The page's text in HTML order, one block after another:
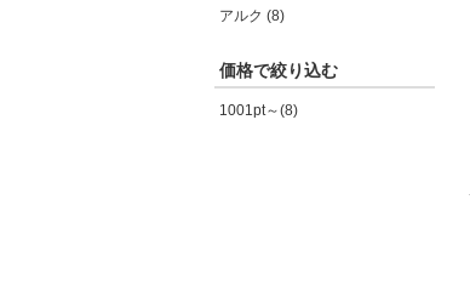
アルク (8)
価格で絞り込む
1001pt～(8)